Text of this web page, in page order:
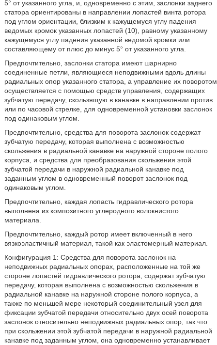
5° от указанного угла, и, одновременно с этим, заслонки заднего
статора ориентированы в направлении лопастей винта ротора
под углом ориентации, близким к кажущемуся углу падения
ведомых кромок указанных лопастей (10), равному указанному
кажущемуся углу падения указанной ведомой кромки или
составляющему от плюс до минус 5° от указанного угла.
Предпочтительно, заслонки статора имеют шарнирно
соединенные петли, являющиеся неподвижными вдоль длины
радиальных опор указанного статора, а управление их поворотом
осуществляется с помощью средств управления, содержащих
зубчатую передачу, скользящую в канавке в направлении против
или по часовой стрелке, для одновременной установки заслонок
под одинаковым углом.
Предпочтительно, средства для поворота заслонок содержат
зубчатую передачу, которая выполнена с возможностью
скольжения в радиальной канавке на наружной стороне полого
корпуса, и средства для преобразования скольжения этой
зубчатой передачи в наружной радиальной канавке под
заданным углом в одновременный поворот заслонок под
одинаковым углом.
Предпочтительно, каждая лопасть гидравлического ротора
выполнена из композитного углеродного волокнистого
материала.
Предпочтительно, каждый ротор имеет включенный в него
вязкоэластичный материал, такой как эластомерный материал.
Конфигурация 1: Средства для поворота заслонок на
неподвижных радиальных опорах, расположенные на той же
стороне лопастей гидравлического ротора, содержат зубчатую
передачу, которая выполнена с возможностью скольжения в
радиальной канавке на наружной стороне полого корпуса, а
также по меньшей мере некоторый соединительный узел для
фиксации зубчатой передачи относительно двух осей поворота
заслонок относительно неподвижных радиальных опор, так что
при скольжении этой зубчатой передачи в наружной радиальной
канавке под заданным углом, она одновременно устанавливает